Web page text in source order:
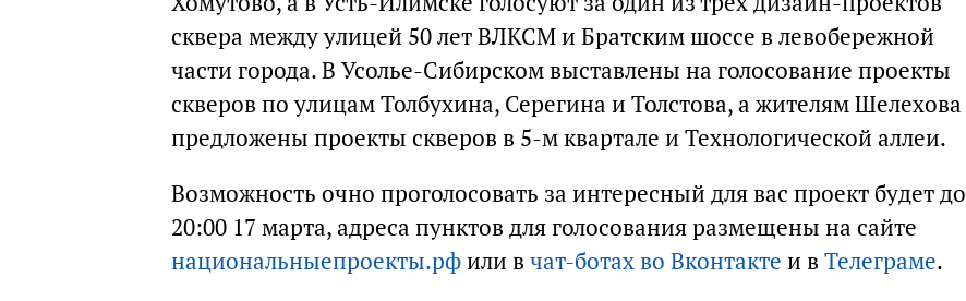
сквера между улицей 50 лет ВЛКСМ и Братским шоссе в левобережной
части города. В Усолье-Сибирском выставлены на голосование проекты
скверов по улицам Толбухина, Серегина и Толстова, а жителям Шелехова
предложены проекты скверов в 5-м квартале и Технологической аллеи.
Возможность очно проголосовать за интересный для вас проект будет до
20:00 17 марта, адреса пунктов для голосования размещены на сайте
национальныепроекты.рфили в чат-ботах во Вконтакте и в Телеграме.